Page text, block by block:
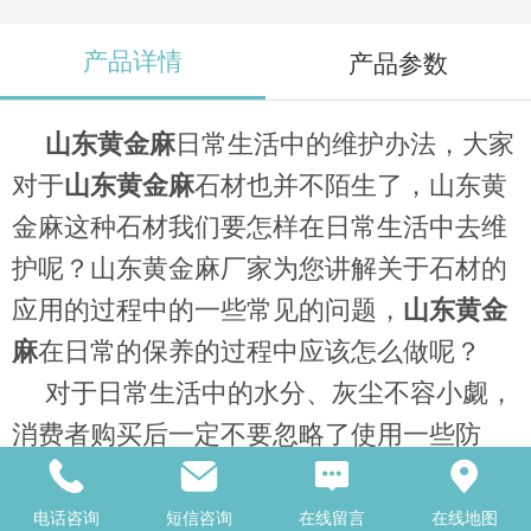
产品详情 产品参数
山东黄金麻日常生活中的维护办法，大家
对于山东黄金麻石材也并不陌生了，山东黄
金麻这种石材我们要怎样在日常生活中去维
护呢？山东黄金麻厂家为您讲解关于石材的
应用的过程中的一些常见的问题， 山东黄金
麻在日常的保养的过程中应该怎么做呢？
对于日常生活中的水分、灰尘不容小觑，
消费者购买后一定不要忽略了使用一些防
尘、除尘等配饰。可以选用吸尘垫来做第一
步的防护，鞋子、衣服是每个人都会从外界
电话咨询 短信咨询 在线留言 在线地图